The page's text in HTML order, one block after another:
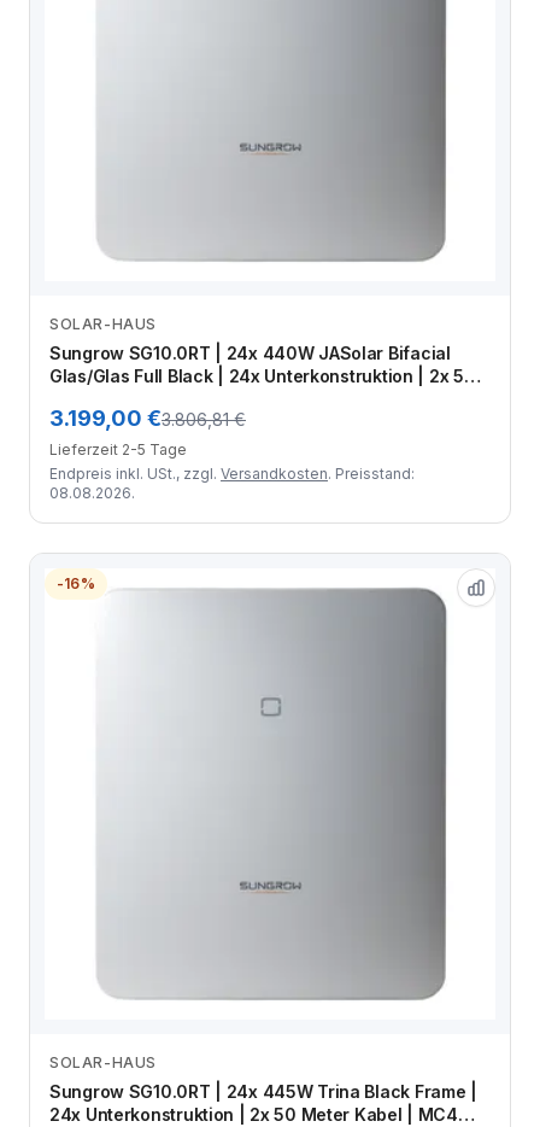
SOLAR-HAUS
Sungrow SG10.0RT | 24x 440W JASolar Bifacial
Glas/Glas Full Black | 24x Unterkonstruktion | 2x 50
3.199,00 €3.806,81 €
Lieferzeit 2-5 Tage
Endpreis inkl. USt., zzgl. Versandkosten. Preisstand:
08.08.2026.
-16%
SOLAR-HAUS
Sungrow SG10.0RT | 24x 445W Trina Black Frame |
24x Unterkonstruktion | 2x 50 Meter Kabel | MC4